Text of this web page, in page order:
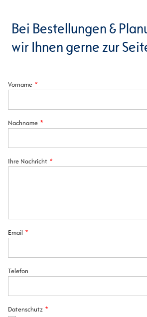
Bei Bestellungen &
wir Ihnen gerne zur